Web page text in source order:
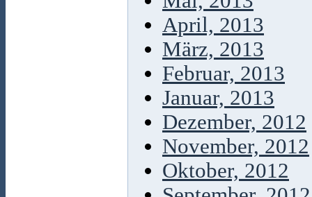
April, 2013
März, 2013
Februar, 2013
Januar, 2013
Dezember, 2012
November, 2012
Oktober, 2012